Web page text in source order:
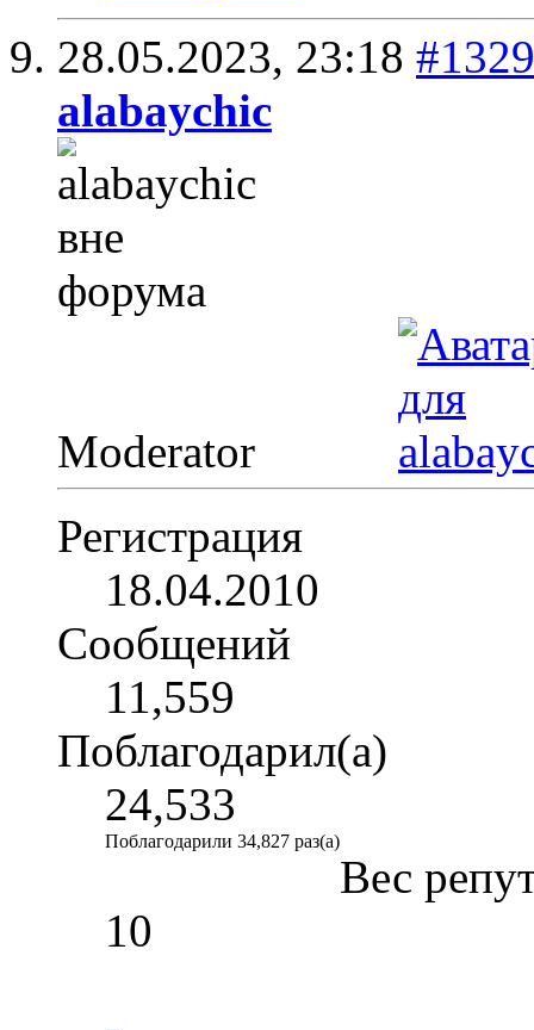
28.05.2023, 23:18
alabaychic
Moderator
Регистрация
18.04.2010
Сообщений
11,559
Поблагодарил(а)
24,533
Поблагодарили 34,827 раз(а)
Вес
10